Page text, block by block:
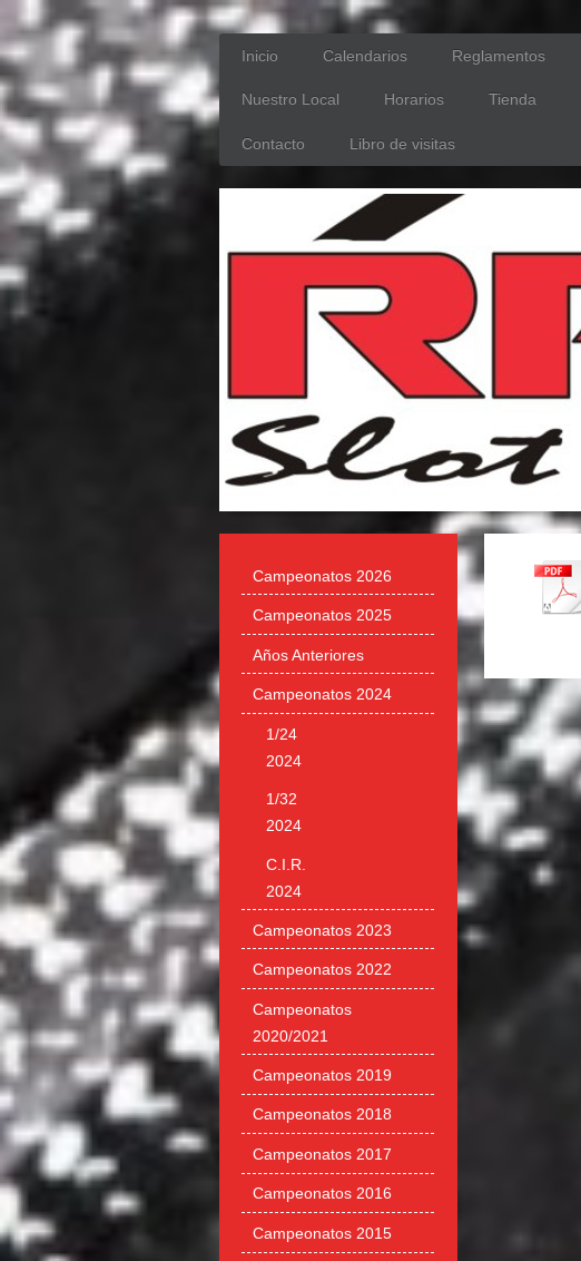
Inicio Calendarios Reglamentos
Nuestro Local Horarios Tienda
Contacto Libro de visitas
Campeonatos 2026
Campeonatos 2025
Años Anteriores
Campeonatos 2024
1/24
2024
1/32
2024
C.I.R.
2024
Campeonatos 2023
Campeonatos 2022
Campeonatos
2020/2021
Campeonatos 2019
Campeonatos 2018
Campeonatos 2017
Campeonatos 2016
Campeonatos 2015